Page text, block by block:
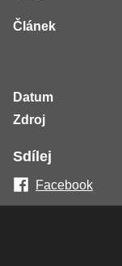
Článek
Datum
Zdroj
Sdílej
Facebook